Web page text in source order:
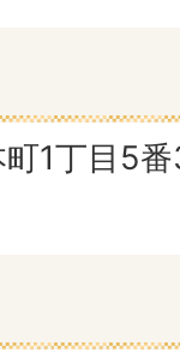
1丁目5